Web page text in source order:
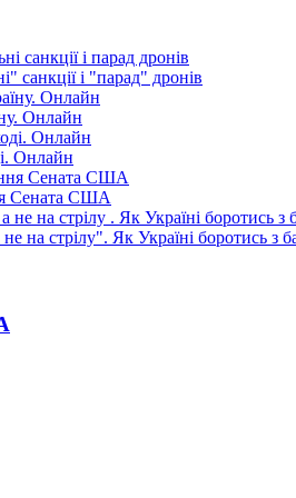
санкції і "парад" дронів
Онлайн
Онлайн
Сената США
на стрілу". Як Україні боротись з